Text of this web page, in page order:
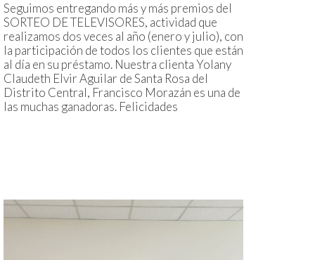
Seguimos entregando más y más premios del
SORTEO DE TELEVISORES, actividad que
realizamos dos veces al año (enero y julio), con
la participación de todos los clientes que están
al día en su préstamo. Nuestra clienta Yolany
Claudeth Elvir Aguilar de Santa Rosa del
Distrito Central, Francisco Morazán es una de
las muchas ganadoras. Felicidades